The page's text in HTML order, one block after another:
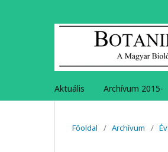
Aktuális Archívum 2015-
Főoldal / Archívum /